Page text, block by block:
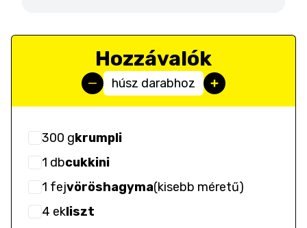
Hozzávalók
húsz darabhoz
300 gkrumpli
1 dbcukkini
1 fejvöröshagyma(kisebb méretű)
4 ekliszt